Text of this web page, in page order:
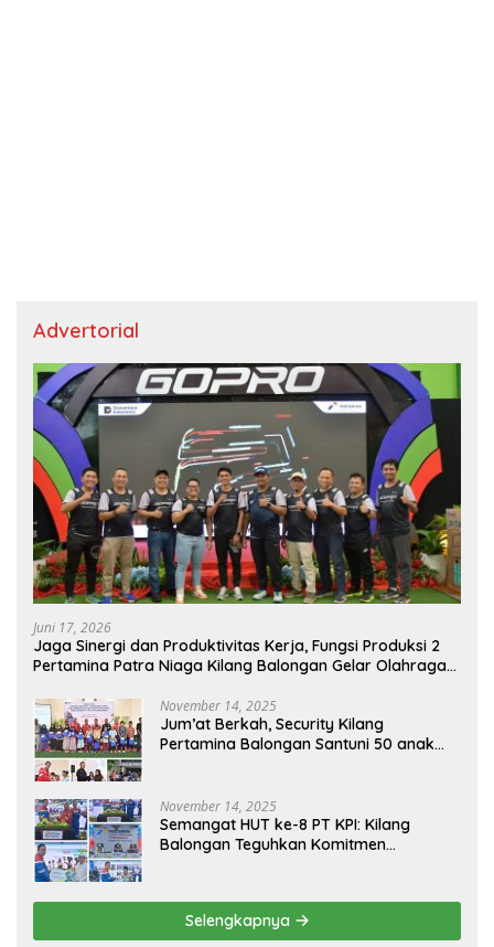
Advertorial
Juni 17, 2026
Jaga Sinergi dan Produktivitas Kerja, Fungsi Produksi 2
Pertamina Patra Niaga Kilang Balongan Gelar Olahraga
November 14, 2025
Jum’at Berkah, Security Kilang
Pertamina Balongan Santuni 50 anak
November 14, 2025
Semangat HUT ke-8 PT KPI: Kilang
Balongan Teguhkan Komitmen
Pendidikan
Selengkapnya